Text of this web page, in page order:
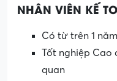
NHÂN VIÊN KẾ
Có từ trên 1
Tốt nghiệp Cao
quan